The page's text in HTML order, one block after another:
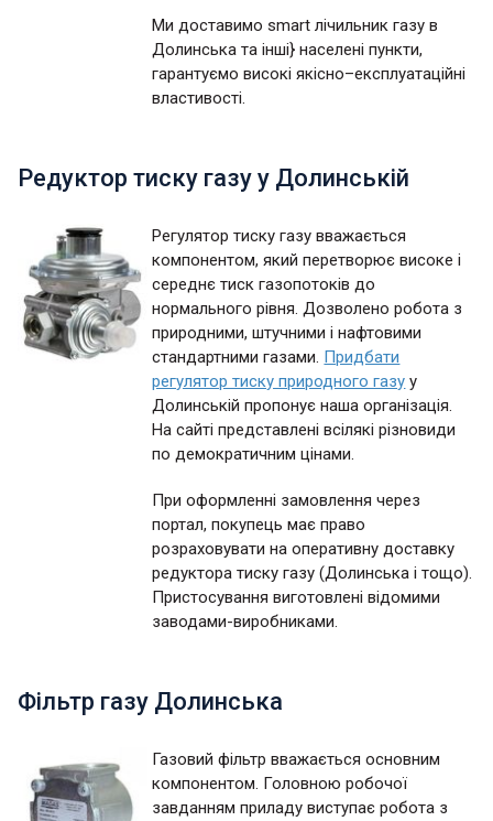
Ми доставимо smart лічильник газу в
Долинська та інші} населені пункти,
гарантуємо високі якісно–експлуатаційні
властивості.
Редуктор тиску газу у Долинській
Регулятор тиску газу вважається
компонентом, який перетворює високе і
середнє тиск газопотоків до
нормального рівня. Дозволено робота з
природними, штучними і нафтовими
стандартними газами. Придбати
регулятор тиску природного газу у
Долинській пропонує наша організація.
На сайті представлені всілякі різновиди
по демократичним цінами.
При оформленні замовлення через
портал, покупець має право
розраховувати на оперативну доставку
редуктора тиску газу (Долинська і тощо).
Пристосування виготовлені відомими
заводами-виробниками.
Фільтр газу Долинська
Газовий фільтр вважається основним
компонентом. Головною робочої
завданням приладу виступає робота з